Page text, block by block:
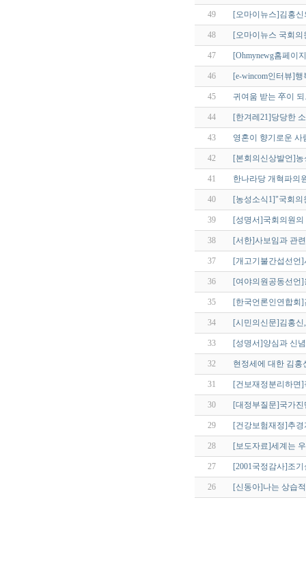
49 [오마이뉴스]김홍
48 [오마이뉴스 국회
47 [Ohmynewg홈페이
46 [e-wincom인터뷰]
45 귀여움 받는 卒이
44 [한겨레21]당당한
43 영혼이 향기로운 사
42 [본회의신상발언]
41 한나라당 개혁파의
40 [농성소식1]"국회
39 [성명서]국회의원
38 [서한]사보임과 관
37 [개고기불간섭선언
36 [여야의원공동선언
35 [한국언론인연합회
34 [시민의신문]김홍
33 [성명서]양심과 신
32 현정세에 대한 김홍
31 [건보재정분리하면
30 [대정부질문]국가
29 [건강보험재정]추경
28 [보도자료]세계는
27 [2001국정감사]조
26 [신동아]나는 상습